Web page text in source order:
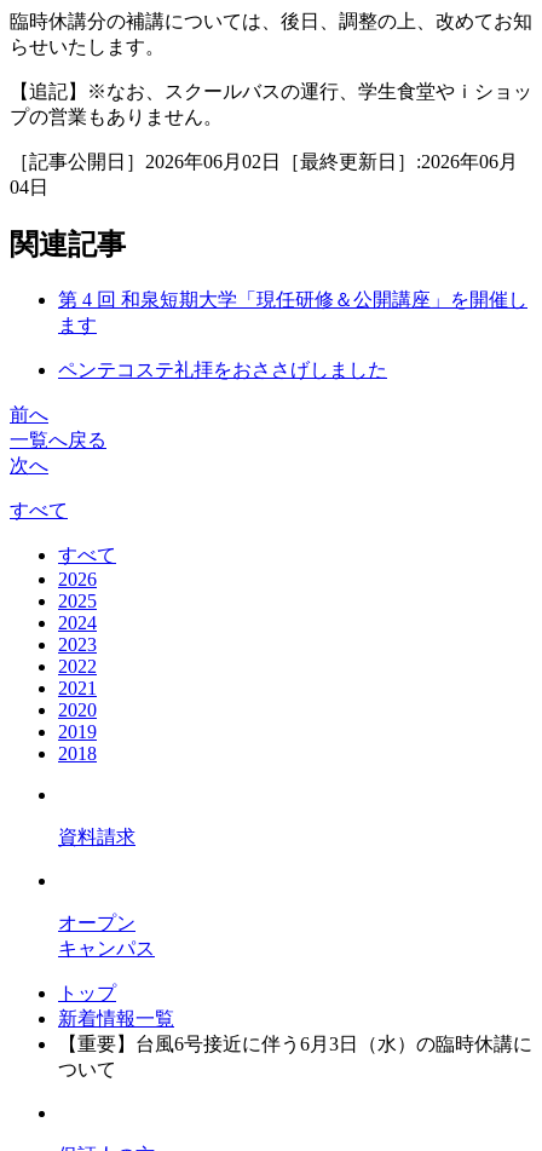
臨時休講分の補講については、後日、調整の上、改めてお知
らせいたします。
【追記】※なお、スクールバスの運行、学生食堂やｉショッ
プの営業もありません。
［記事公開日］2026年06月02日［最終更新日］:2026年06月
04日
関連記事
第 4 回 和泉短期大学「現任研修＆公開講座」を開催し
ます
ペンテコステ礼拝をおささげしました
前へ
一覧へ戻る
次へ
すべて
すべて
2026
2025
2024
2023
2022
2021
2020
2019
2018
資料請求
オープン
キャンパス
トップ
新着情報一覧
【重要】台風6号接近に伴う6月3日（水）の臨時休講に
ついて